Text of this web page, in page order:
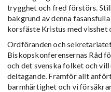
trygghet och fred förstörs.
bakgrund av denna
korsfäste Kristus med visshet
Ordföranden och
Biskopskonferensernas Råd
och det svenska folket och
deltagande. Framför allt
barmhärtighet och vi